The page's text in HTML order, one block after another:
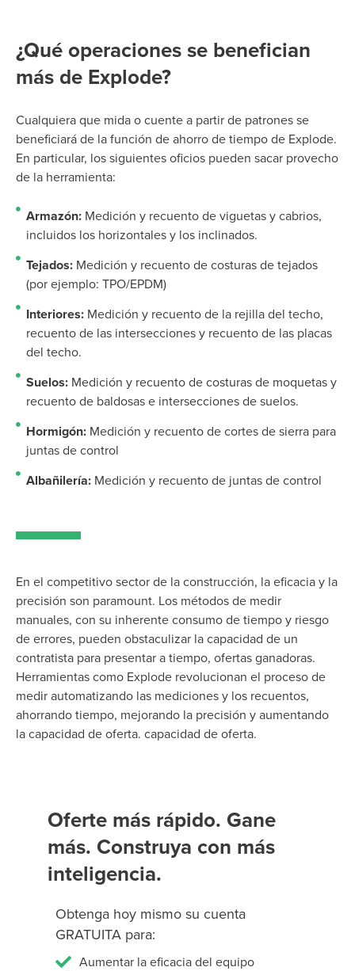
¿Qué operaciones se benefician
más de Explode?
Cualquiera que mida o cuente a partir de patrones se
beneficiará de la función de ahorro de tiempo de Explode.
En particular, los siguientes oficios pueden sacar provecho
de la herramienta:
Armazón:Medición y recuento de viguetas y cabrios,
incluidos los horizontales y los inclinados.
Tejados:Medición y recuento de costuras de tejados
(por ejemplo: TPO/EPDM)
Interiores:Medición y recuento de la rejilla del techo,
recuento de las intersecciones y recuento de las placas
del techo.
Suelos:Medición y recuento de costuras de moquetas y
recuento de baldosas e intersecciones de suelos.
Hormigón:Medición y recuento de cortes de sierra para
juntas de control
Albañilería:Medición y recuento de juntas de control
En el competitivo sector de la construcción, la eficacia y la
precisión son paramount. Los métodos de medir
manuales, con su inherente consumo de tiempo y riesgo
de errores, pueden obstaculizar la capacidad de un
contratista para presentar a tiempo, ofertas ganadoras.
Herramientas como Explode revolucionan el proceso de
medir automatizando las mediciones y los recuentos,
ahorrando tiempo, mejorando la precisión y aumentando
la capacidad de oferta. capacidad de oferta.
Oferte más rápido. Gane
más. Construya con más
inteligencia.
Obtenga hoy mismo su cuenta
GRATUITA para:
Aumentar la eficacia del equipo